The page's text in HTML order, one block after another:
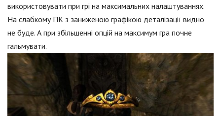
використовувати при грі на максимальних налаштуваннях.
На слабкому ПК з заниженою графікою деталізації видно
не буде. А при збільшенні опцій на максимум гра почне
гальмувати.